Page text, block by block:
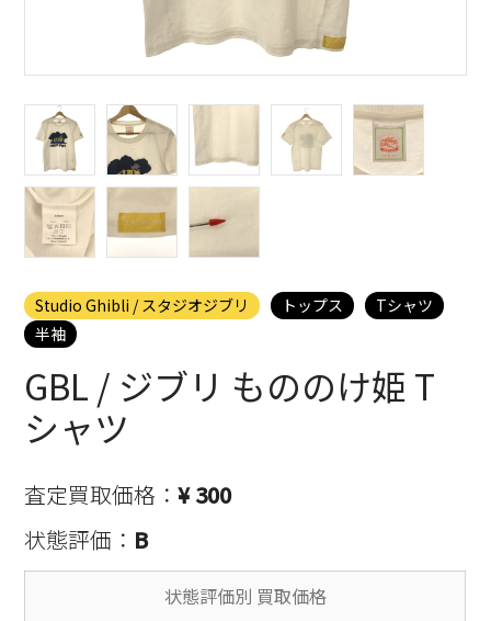
Studio Ghibli / スタジオジブリ トップス
Tシャツ
半袖
GBL / ジブリ もののけ姫 T
シャツ
査定買取価格：¥ 300
状態評価： B
状態評価別 買取価格